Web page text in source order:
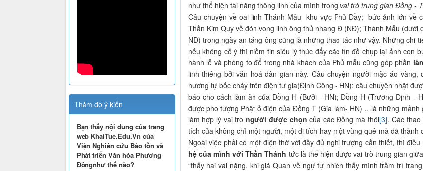
như thể hiện tài năng thông linh của mình trong vai trò trung gian Đồng -
Câu chuyện về oai linh Thánh Mẫu khu vực Phủ Dầy; bức ảnh lớn về
Thần Kim Quy về đón vong linh ông thủ nhang Đ (NĐ); Thánh Mẫu
NĐ) trong ngày an táng ông cũng là những thao tác như vậy. Những chi
nếu không cố ý thì niềm tin siêu lý thúc đẩy các tín đồ chụp lại ảnh con
hành lễ và phóng to để trong nhà khách của Phủ mẫu cũng góp phần
linh thiêng bởi văn hoá dân gian này. Câu chuyện người mặc áo
hương tự bốc cháy trên điện tư gia(Định Công - HN); câu chuyện nhặt
báo cho cách làm ăn của Đồng H (Bưởi - HN); Đồng H (Trương Định -
được pho tượng Phật ở điện của Đồng T (Gia lâm- HN) …là những
làm hợp lý vai tròngười được chọn của các Đồng mà thôi[3]. Các
tích của không chỉ một người, một di tích hay một vùng quê mà đã
Ngoài việc phải có một điện thờ với đầy đủ nghi trượng cần thiết, thì điều
hệ của mình với Thần Thánh tức là thể hiện được vai trò trung gian
“thấy hai vai nặng, khi giá Quan về ngự tự nhiên thấy mình trầm trì
Thăm dò ý kiến
Bạn thấy nội dung của trang
web KhaiTue.Edu.Vn của
Viện Nghiên cứu Bảo tồn và
Phát triển Văn hóa Phương
Đôngnhư thế nào?